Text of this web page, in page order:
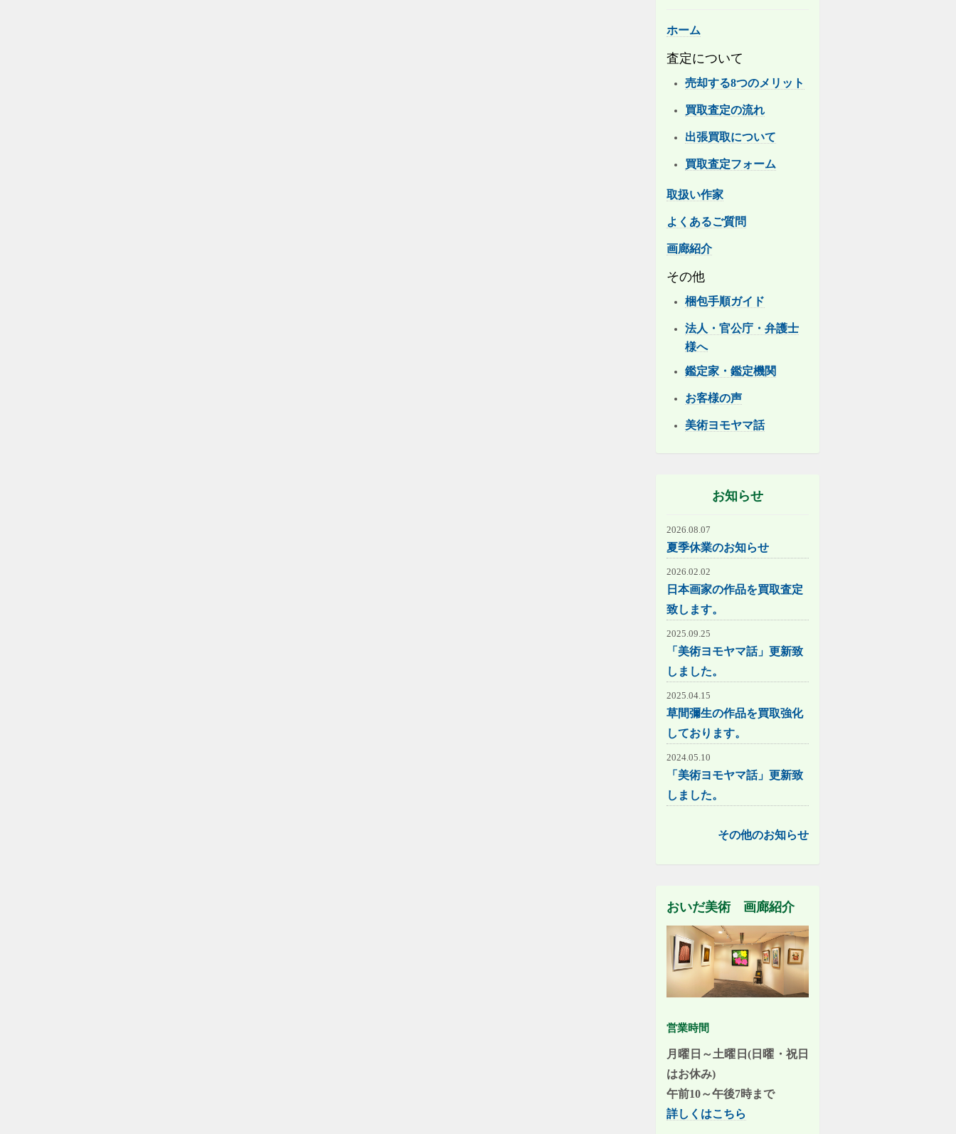
ホーム
査定について
売却する8つのメリット
買取査定の流れ
出張買取について
買取査定フォーム
取扱い作家
よくあるご質問
画廊紹介
その他
梱包手順ガイド
法人・官公庁・弁護士
様へ
鑑定家・鑑定機関
お客様の声
美術ヨモヤマ話
お知らせ
2026.08.07
夏季休業のお知らせ
2026.02.02
日本画家の作品を買取査定
致します。
2025.09.25
「美術ヨモヤマ話」更新致
しました。
2025.04.15
草間彌生の作品を買取強化
しております。
2024.05.10
「美術ヨモヤマ話」更新致
しました。
その他のお知らせ
おいだ美術 画廊紹介
営業時間
月曜日～土曜日(日曜・祝日
はお休み)
午前10～午後7時まで
詳しくはこちら